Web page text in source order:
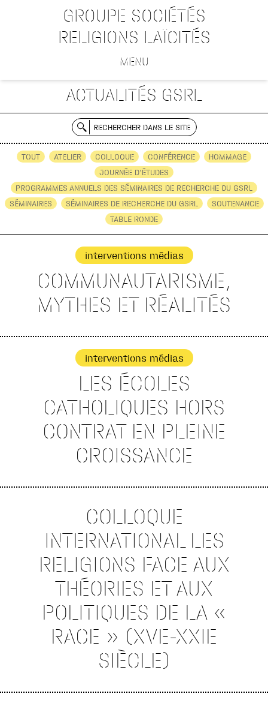
GROUPE SOCIÉTÉS
RELIGIONS LAÏCITÉS
MENU
ACTUALITÉS GSRL
RECHERCHER DANS LE SITE
TOUT ATELIER COLLOQUE CONFÉRENCE
HOMMAGE
JOURNÉE D'ÉTUDES
PROGRAMMES ANNUELS DES SÉMINAIRES DE RECHERCHE DU GSRL
SÉMINAIRES
SÉMINAIRES DE RECHERCHE DU GSRL
SOUTENANCE
TABLE RONDE
interventions médias
COMMUNAUTARISME,
MYTHES ET RÉALITÉS
interventions médias
LES ÉCOLES
CATHOLIQUES HORS
CONTRAT EN PLEINE
CROISSANCE
COLLOQUE
INTERNATIONAL LES
RELIGIONS FACE AUX
THÉORIES ET AUX
POLITIQUES DE LA «
RACE » (XVE-XXIE
SIÈCLE)